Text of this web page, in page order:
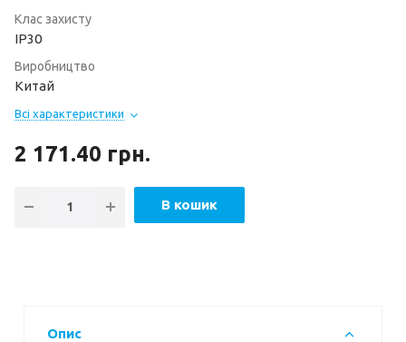
Клас захисту
ІР30
Виробництво
Китай
Всі характеристики
2 171.40 грн.
В кошик
Опис